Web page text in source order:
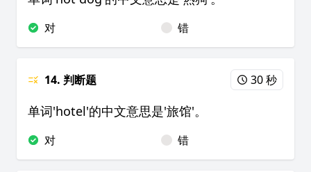
对 错
14. 判断题 30 秒
单词'hotel'的中文意思是'旅馆'。
对 错